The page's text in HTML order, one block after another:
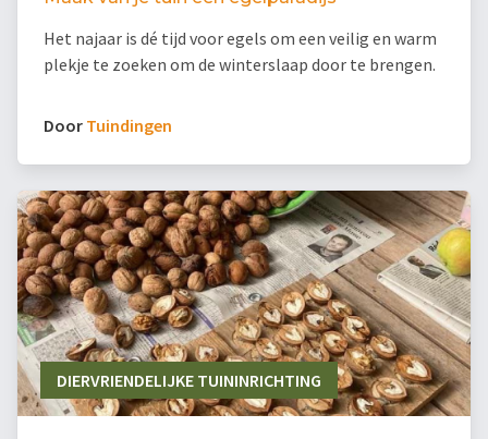
Het najaar is dé tijd voor egels om een veilig en warm
plekje te zoeken om de winterslaap door te brengen.
Door Tuindingen
DIERVRIENDELIJKE TUININRICHTING